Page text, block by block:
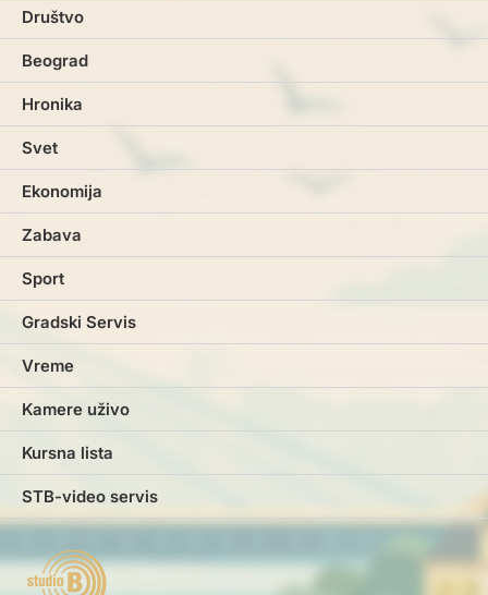
Društvo
Beograd
Hronika
Svet
Ekonomija
Zabava
Sport
Gradski Servis
Vreme
Kamere uživo
Kursna lista
STB-video servis